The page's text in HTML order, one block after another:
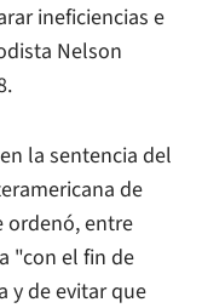
ineficiencias e
Nelson
la sentencia del
de
ordenó, entre
"con el fin de
y de evitar que